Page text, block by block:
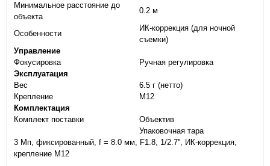
Минимальное расстояние до
объекта
0.2 м
Особенности
ИК-коррекция (для ночной
съемки)
Управление
Фокусировка
Ручная регулировка
Эксплуатация
Вес
6.5 г (нетто)
Крепление
M12
Комплектация
Комплект поставки
Объектив
Упаковочная тара
3 Мп, фиксированный, f = 8.0 мм, F1.8, 1/2.7'', ИК-коррекция,
крепление M12